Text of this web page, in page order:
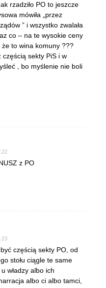
rzadziło PO to jeszcze
mówiła „przez
” i wszystko zwalała
co – na te wysokie ceny
to wina komuny ???
częścią sekty PiS i w
, bo myślenie nie boli
z PO
częścią sekty PO, od
stołu ciągle te same
władzy albo ich
albo ci albo tamci,